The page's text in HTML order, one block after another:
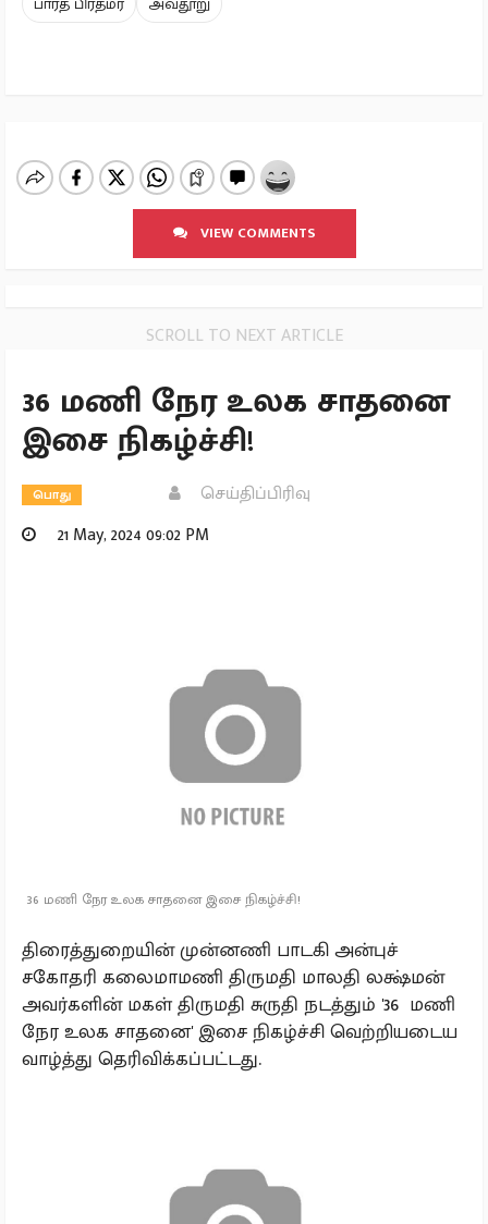
VIEW COMMENTS
SCROLL TO NEXT ARTICLE
36 மணி நேர உலக சாதனை
இசை நிகழ்ச்சி!
பொது
செய்திப்பிரிவு
21 May, 2024 09:02 PM
36 மணி நேர உலக சாதனை இசை நிகழ்ச்சி!
திரைத்துறையின் முன்னணி பாடகி அன்புச்
சகோதரி கலைமாமணி திருமதி மாலதி லக்ஷ்மன்
அவர்களின் மகள் திருமதி சுருதி நடத்தும் '36 மணி
நேர உலக சாதனை' இசை நிகழ்ச்சி வெற்றியடைய
வாழ்த்து தெரிவிக்கப்பட்டது.